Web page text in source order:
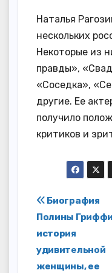
Наталья
нескольких
Некоторые из
правды»,
«Соседка»,
другие. Ее
получило
критиков и
по
записям
Биография
Полины
история
удивительной
женщины, ее